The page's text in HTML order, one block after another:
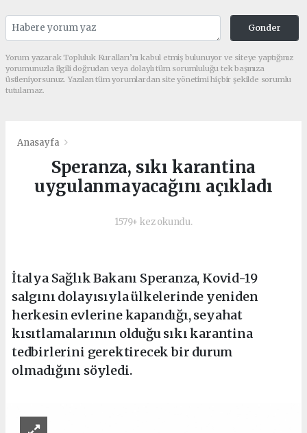
Gonder
Yorum yazarak Topluluk Kuralları’nı kabul etmiş bulunuyor ve siteye yaptığınız
yorumunuzla ilgili doğrudan veya dolaylı tüm sorumluluğu tek başınıza
üstleniyorsunuz. Yazılan tüm yorumlardan site yönetimi hiçbir şekilde sorumlu
tutulamaz.
Anasayfa
Speranza, sıkı karantina
uygulanmayacağını açıkladı
1579+ kez okundu.
İtalya Sağlık Bakanı Speranza, Kovid-19
salgını dolayısıyla ülkelerinde yeniden
herkesin evlerine kapandığı, seyahat
kısıtlamalarının olduğu sıkı karantina
tedbirlerini gerektirecek bir durum
olmadığını söyledi.